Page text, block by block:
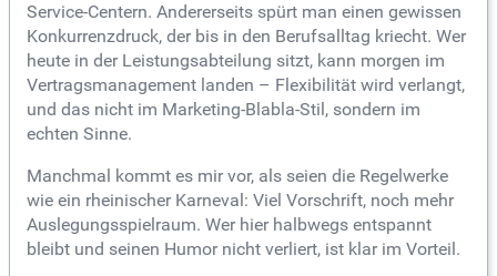
Service-Centern. Andererseits spürt man einen gewissen
Konkurrenzdruck, der bis in den Berufsalltag kriecht. Wer
heute in der Leistungsabteilung sitzt, kann morgen im
Vertragsmanagement landen – Flexibilität wird verlangt,
und das nicht im Marketing-Blabla-Stil, sondern im
echten Sinne.
Manchmal kommt es mir vor, als seien die Regelwerke
wie ein rheinischer Karneval: Viel Vorschrift, noch mehr
Auslegungsspielraum. Wer hier halbwegs entspannt
bleibt und seinen Humor nicht verliert, ist klar im Vorteil.